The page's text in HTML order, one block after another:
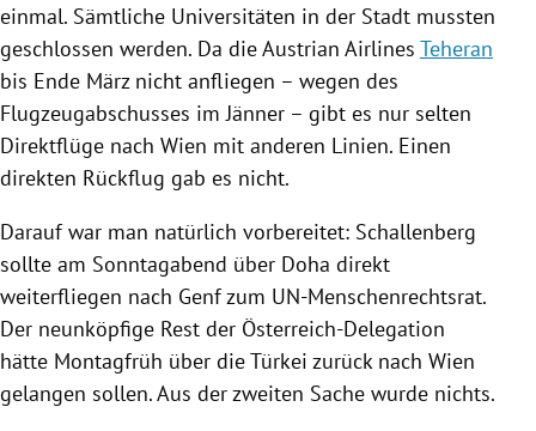
einmal. Sämtliche Universitäten in der Stadt mussten
geschlossen werden. Da dieAustrian Airlines Teheran
bis Ende März nicht anfliegen – wegen des
Flugzeugabschusses im Jänner – gibt es nur selten
Direktflüge nach Wien mit anderen Linien. Einen
direkten Rückflug gab es nicht.
Darauf war man natürlich vorbereitet: Schallenberg
sollte am Sonntagabend über Doha direkt
weiterfliegen nach Genfzum UN-Menschenrechtsrat.
Der neunköpfige Rest der Österreich-Delegation
hätte Montagfrüh über dieTürkei zurück nach Wien
gelangen sollen. Aus der zweiten Sache wurde nichts.